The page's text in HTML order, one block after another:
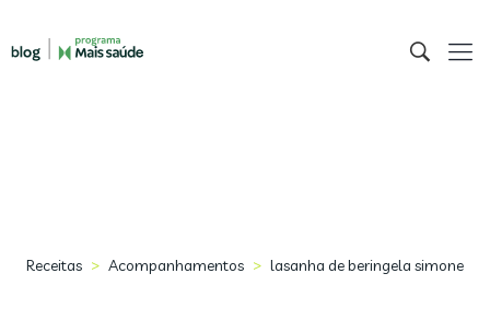
Receitas > Acompanhamentos > lasanha de beringela simone